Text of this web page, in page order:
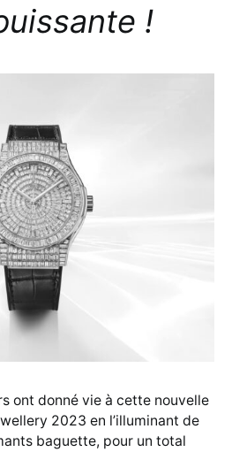
!
ont donné vie à cette nouvelle
2023 en l’illuminant de
baguette, pour un total